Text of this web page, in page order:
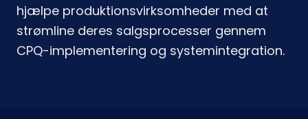
hjælpe produktionsvirksomheder med at
strømline deres salgsprocesser gennem
CPQ-implementering og systemintegration.